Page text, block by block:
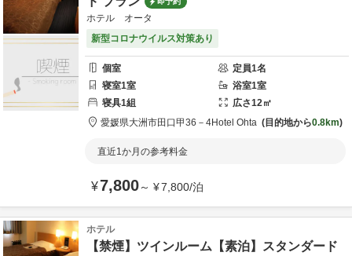
ホテル オータ
新型コロナウイルス対策あり
個室 定員1名
寝室1室 浴室1室
寝具1組 広さ12㎡
愛媛県大洲市田口甲36－4Hotel Ohta 目的地から0.8km
直近1か月の参考料金
¥7,800～ ¥7,800/泊
ホテル
【禁煙】ツインルーム【素泊】スタンダード